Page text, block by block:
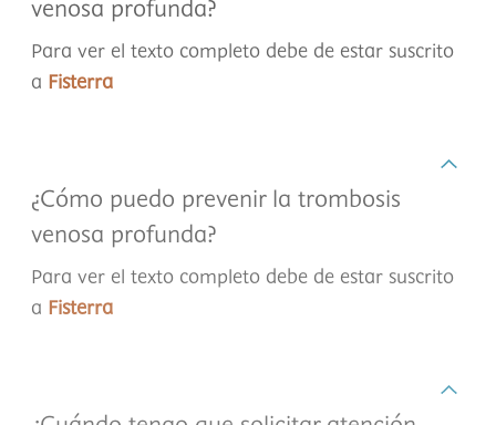
venosa profunda?
Para ver el texto completo debe de estar suscrito
a Fisterra
¿Cómo puedo prevenir la trombosis
venosa profunda?
Para ver el texto completo debe de estar suscrito
a Fisterra